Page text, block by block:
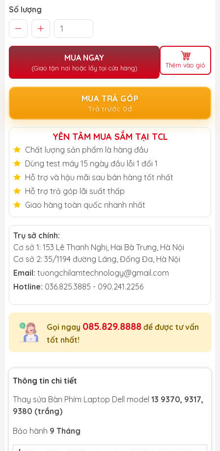
Số lượng
MUA NGAY
(Giao tận nơi hoặc lấy tại cửa hàng) Thêm vào giỏ
MUA TRẢ GÓP
Trả trước 0đ
YÊN TÂM MUA SẮM TẠI TCL
Chất lượng sản phẩm là hàng đầu
Dùng test máy 15 ngày đầu lỗi 1 đổi 1
Hỗ trợ và hậu mãi sau bán hàng tốt nhất
Hỗ trợ trả góp lãi suất thấp
Giao hàng toàn quốc nhanh nhất
Trụ sở chính:
Cơ sở 1: 153 Lê Thanh Nghị, Hai Bà Trưng, Hà Nội
Cơ sở 2: 35/1194 đường Láng, Đống Đa, Hà Nội
Email: tuongchilamtechnology@gmail.com
Hotline: 036.825.3885 - 090.241.2256
Gọi ngay 085.829.8888 để được tư vấn
tốt nhất!
Thông tin chi tiết
Thay sửa Bàn Phím Laptop Dell model 13 9370, 9317,
9380 (trắng)
Bảo hành 9 Tháng